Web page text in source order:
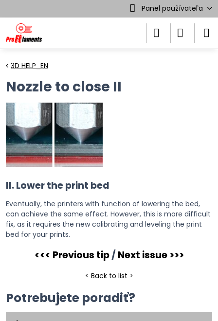
Panel používateľa
3D HELP_EN
Nozzle to close II
II. Lower the print bed
Eventually, the printers with function of lowering the bed,
can achieve the same effect. However, this is more difficult
fix, as it requires the new calibrating and leveling the print
bed for your prints.
<<< Previous tip/ Next issue >>>
< Back to list >
Potrebujete poradiť?